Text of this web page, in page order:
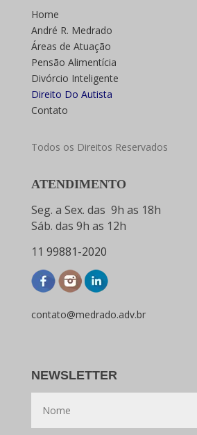
Home
André R. Medrado
Áreas de Atuação
Pensão Alimentícia
Divórcio Inteligente
Direito Do Autista
Contato
Todos os Direitos Reservados
ATENDIMENTO
Seg. a Sex. das 9h as 18h
Sáb. das 9h as 12h
11 99881-2020
contato@medrado.adv.br
NEWSLETTER